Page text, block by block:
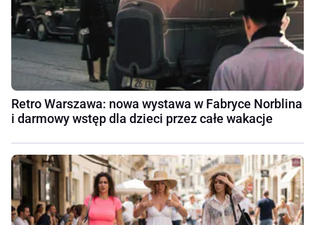
Retro Warszawa: nowa wystawa w Fabryce Norblina
i darmowy wstęp dla dzieci przez całe wakacje